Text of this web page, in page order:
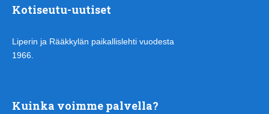
Kotiseutu-uutiset
Liperin ja Rääkkylän paikallislehti vuodesta
1966.
Kuinka voimme palvella?